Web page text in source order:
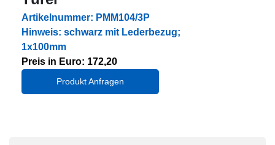
Artikelnummer: PMM104/3P
Hinweis: schwarz mit Lederbezug;
1x100mm
Preis in Euro: 172,20
Produkt Anfragen